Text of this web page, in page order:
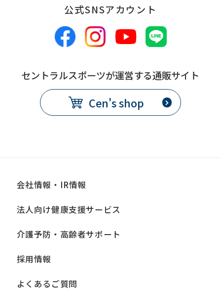
公式SNSアカウント
セントラルスポーツが運営する通販サイト
Cen's shop
会社情報・IR情報
法人向け健康支援サービス
介護予防・高齢者サポート
採用情報
よくあるご質問